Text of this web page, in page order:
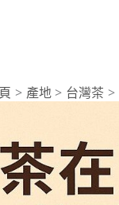
產地 台灣茶